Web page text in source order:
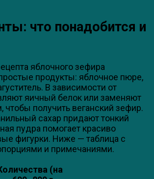
что понадобится и
яблочного зефира
продукты: яблочное пюре,
В зависимости от
яичный белок или заменяют
чтобы получить веганский зефир.
сахар придают тонкий
пудра помогает красиво
фигурки. Ниже — таблица с
и примечаниями.
(на